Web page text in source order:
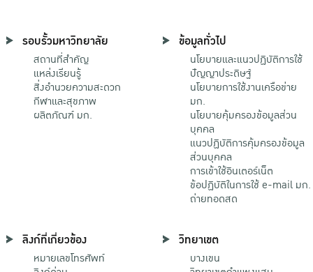
รอบรั้วมหาวิทยาลัย
สถานที่สำคัญ
แหล่งเรียนรู้
สิ่งอำนวยความสะดวก
กีฬาและสุขภาพ
ผลิตภัณฑ์ มก.
ข้อมูลทั่วไป
นโยบายและแนวปฏิบัติการใช้
ปัญญาประดิษฐ์
นโยบายการใช้งานเครือข่าย
มก.
นโยบายคุ้มครองข้อมูลส่วน
บุคคล
แนวปฏิบัติการคุ้มครองข้อมูล
ส่วนบุคคล
การเข้าใช้อินเตอร์เน็ต
ข้อปฏิบัติในการใช้ e-mail มก.
ถ่ายทอดสด
ลิงก์ที่เกี่ยวข้อง
หมายเลขโทรศัพท์
วิทยาเขต
บางเขน